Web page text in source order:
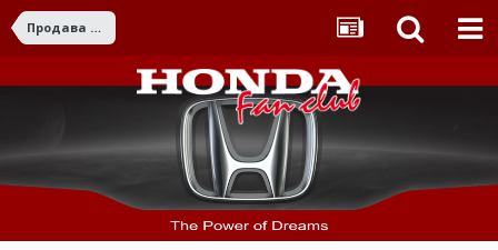
Продава части / аксесоари